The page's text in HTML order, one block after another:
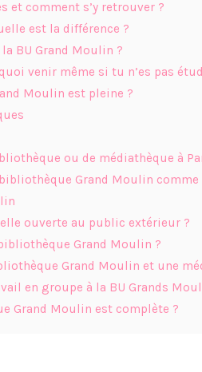
et comment s’y retrouver ?
est la différence ?
BU Grand Moulin ?
venir même si tu n’es pas
Moulin est pleine ?
ou de médiathèque à
Grand Moulin comme
ouverte au public extérieur ?
Grand Moulin ?
Grand Moulin et une
en groupe à la BU Grands
Grand Moulin est complète ?